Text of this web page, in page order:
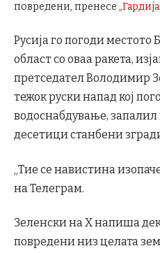
повредени, пренесе
Русија го погоди местото
област со оваа ракета,
претседател Володимир
тежок руски напад кој
водоснабдување,
десетици станбени
„Тие се навистина
на Телеграм.
Зеленски на X напиша
повредени низ целата